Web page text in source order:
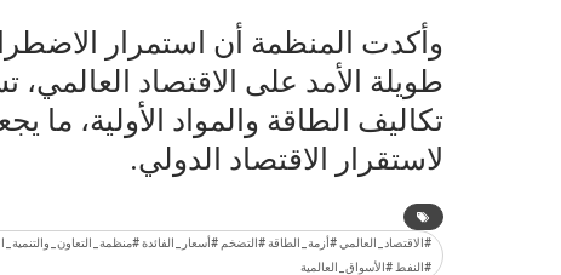
وأكدت المنظمة أن استمرار
طويلة الأمد على الاقتصاد العالمي،
تكاليف الطاقة والمواد الأولية، ما
لاستقرار الاقتصاد الدولي.
#الاقتصاد_العالمي #أزمة_الطاقة #التضخم #أسعار_الفائدة
#النفط #الأسواق_العالمية